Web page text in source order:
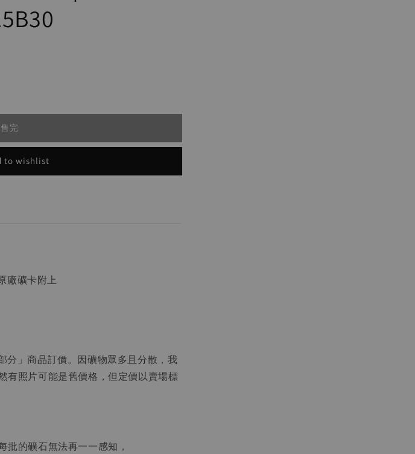
售完
to wishlist
廠礦卡附上
」商品訂價。因礦物眾多且分散，我
有照片可能是舊價格，但定價以賣場標
批的礦石無法再一一感知，